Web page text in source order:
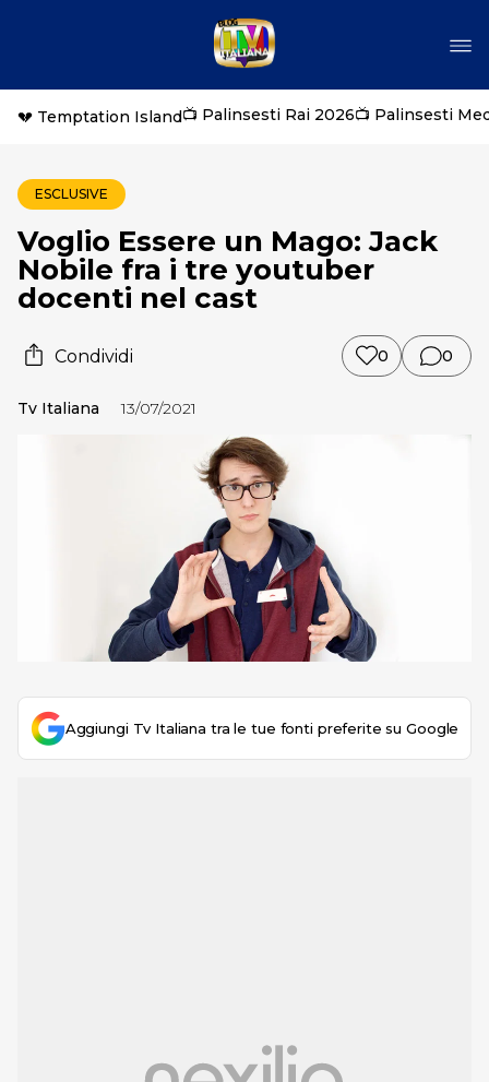
💔 Temptation Island📺 Palinsesti Rai 2026📺 Palinsesti
ESCLUSIVE
Voglio Essere un Mago: Jack
Nobile fra i tre youtuber
docenti nel cast
Condividi 0 0
Tv Italiana 13/07/2021
Aggiungi Tv Italiana tra le tue fonti preferite su Google